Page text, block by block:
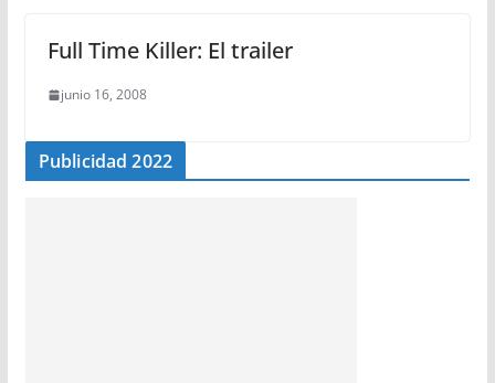
Full Time Killer: El trailer
junio 16, 2008
Publicidad 2022